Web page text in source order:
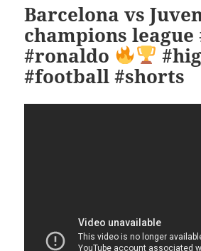
Barcelona vs
champions league
#ronaldo
#football #shorts